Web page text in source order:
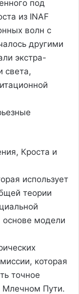
под
из INAF
волн с
другими
экстра-
света,
Кроста и
использует
теории
основе модели
которая
точное
Млечном Пути.